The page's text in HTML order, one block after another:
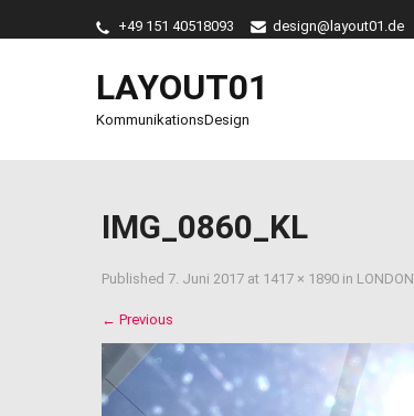
+49 151 40518093 design@layout01.de
LAYOUT01
KommunikationsDesign
IMG_0860_KL
Published 7. Juni 2017 at 1417 × 1890 in LONDON
← Previous